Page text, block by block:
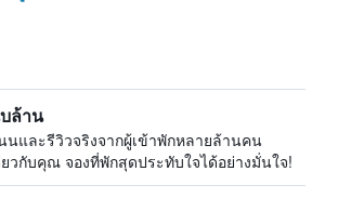
ล้าน
นและรีวิวจริงจากผู้เข้าพักหลายล้านคน
ยวกับคุณ จองที่พักสุดประทับใจได้อย่างมั่นใจ!